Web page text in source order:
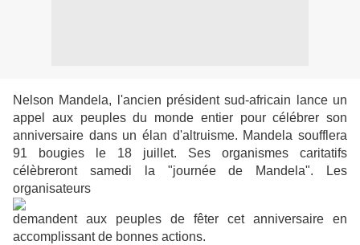
Nelson Mandela, l'ancien président sud-africain lance un
appel aux peuples du monde entier pour célébrer son
anniversaire dans un élan d'altruisme. Mandela soufflera
91 bougies le 18 juillet. Ses organismes caritatifs
célèbreront samedi la "journée de Mandela". Les
organisateurs
demandent aux peuples de fêter cet anniversaire en
accomplissant de bonnes actions.